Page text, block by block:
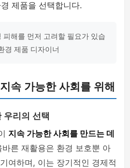
제품을 선택합니다.
피해를 먼저 고려할 필요가 있습
경 제품 디자이너
속 가능한 사회를 위해
우리의 선택
지속 가능한 사회를 만드는 데
른 재활용은 환경 보호뿐 아
여하며, 이는 장기적인 경제적